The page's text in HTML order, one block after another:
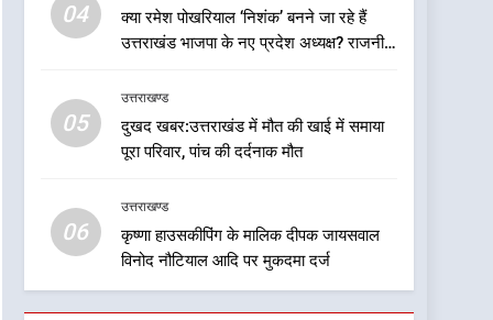
04
क्या रमेश पोखरियाल ‘निशंक’ बनने जा रहे हैं
उत्तराखंड भाजपा के नए प्रदेश अध्यक्ष? राजनीति
05
उत्तराखण्ड
दुखद खबर:उत्तराखंड में मौत की खाई में समाया
पूरा परिवार, पांच की दर्दनाक मौत
06
उत्तराखण्ड
कृष्णा हाउसकीपिंग के मालिक दीपक जायसवाल
विनोद नौटियाल आदि पर मुकदमा दर्ज
7
बड़ी खबर:आखिरकार आ ही गया
जिम्मेदारी ,इन पूर्व मुख्यमंत्री को
भी मिली जिम्मेदारी
उत्तराखण्ड
1
यंग उत्तराखंड सिने अवार्ड्स